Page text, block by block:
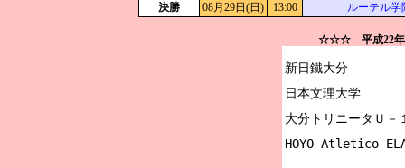
決勝
08月29日(日) 13:00 ルーテル学
☆☆☆ 平成22年
新日鐵大分
日本文理大学
大分トリニータＵ－